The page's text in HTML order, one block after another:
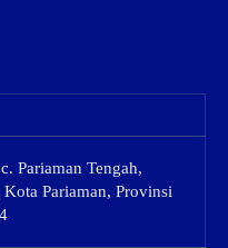
Pariaman Tengah,
Pariaman, Provinsi